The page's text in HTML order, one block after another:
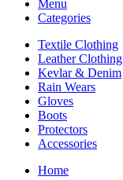
Menu
Categories
Textile Clothing
Leather Clothing
Kevlar & Denim
Rain Wears
Gloves
Boots
Protectors
Accessories
Home